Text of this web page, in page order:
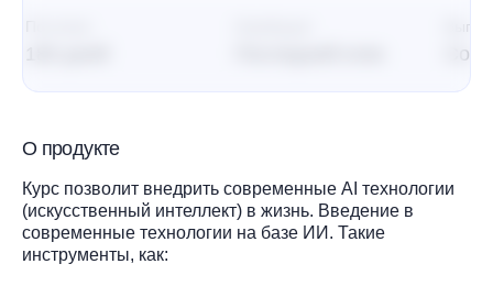
Со
О продукте
Курс позволит внедрить современные AI технологии
(искусственный интеллект) в жизнь. Введение в
современные технологии на базе ИИ. Такие
инструменты, как: